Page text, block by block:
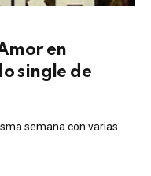
en
single de
semana con varias